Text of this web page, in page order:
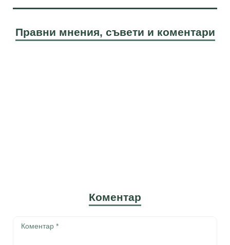
Правни мнения, съвети и коментари
Коментар